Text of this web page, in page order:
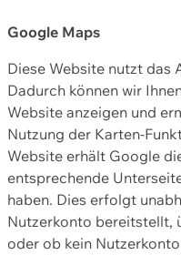
Google Maps
Diese Website nutzt das
Dadurch können wir
Website anzeigen und
Nutzung der Karten-
Website erhält Google
entsprechende
haben. Dies erfolgt
Nutzerkonto bereitstellt,
oder ob kein